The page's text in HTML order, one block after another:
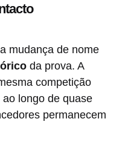
mudança de nome
da prova. A
competição
longo de quase
permanecem